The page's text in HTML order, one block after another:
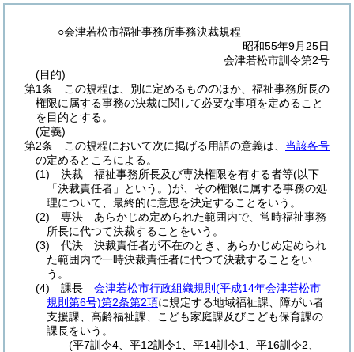
○会津若松市福祉事務所事務決裁規程
昭和55年9月25日
会津若松市訓令第2号
(目的)
第1条
この規程は、別に定めるもののほか、福祉事務所長の
権限に属する事務の決裁に関して必要な事項を定めること
を目的とする。
(定義)
第2条
この規程において次に掲げる用語の意義は、 当該各号
の定めるところによる。
(1)
決裁 福祉事務所長及び専決権限を有する者等(以下
「決裁責任者」という。)が、その権限に属する事務の処
理について、最終的に意思を決定することをいう。
(2)
専決 あらかじめ定められた範囲内で、常時福祉事務
所長に代つて決裁することをいう。
(3)
代決 決裁責任者が不在のとき、あらかじめ定められ
た範囲内で一時決裁責任者に代つて決裁することをい
う。
(4)
課長 会津若松市行政組織規則 (平成14年会津若松市
規則第6号)第2条第2項に規定する地域福祉課、障がい者
支援課、高齢福祉課、こども家庭課及びこども保育課の
課長をいう。
(平7訓令4、平12訓令1、平14訓令1、平16訓令2、